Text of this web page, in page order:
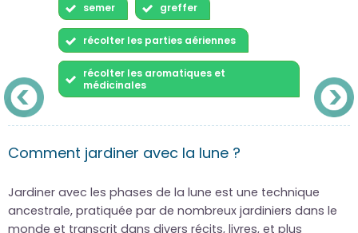
semer greffer
récolter les parties aériennes
récolter les aromatiques et
médicinales
Comment jardiner avec la lune ?
Jardiner avec les phases de la lune est une technique
ancestrale, pratiquée par de nombreux jardiniers dans le
monde et transcrit dans divers récits, livres, et plus